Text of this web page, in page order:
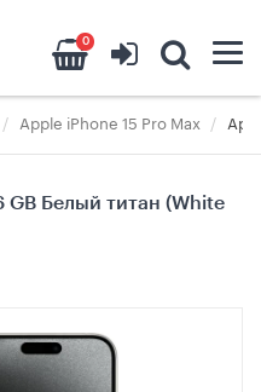
0
Apple iPhone 15 Pro Max
GB Белый титан (White